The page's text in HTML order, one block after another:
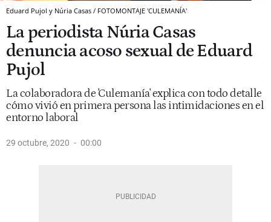
Eduard Pujol y Núria Casas / FOTOMONTAJE 'CULEMANÍA'
La periodista Núria Casas
denuncia acoso sexual de Eduard
Pujol
La colaboradora de 'Culemanía' explica con todo detalle
cómo vivió en primera persona las intimidaciones en el
entorno laboral
29 octubre, 2020 00:00